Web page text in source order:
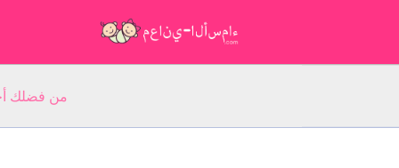
من فضلك أجب عن 5 أسئلة عن